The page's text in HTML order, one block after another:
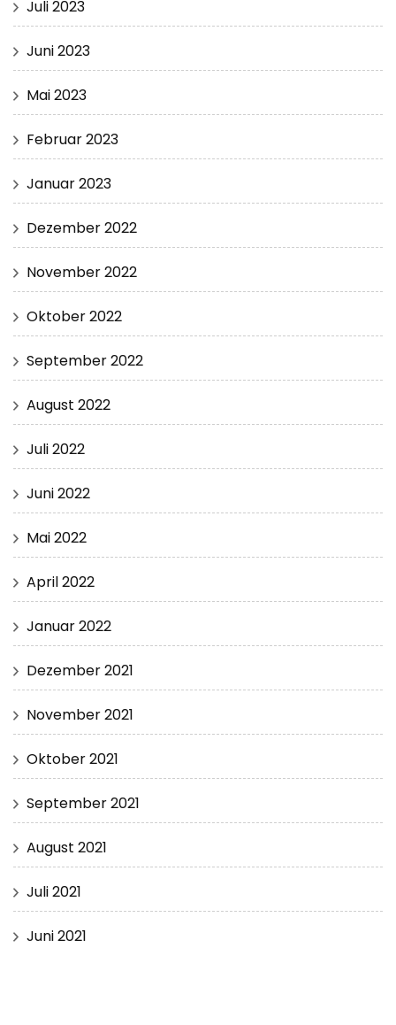
Juli 2023
Juni 2023
Mai 2023
Februar 2023
Januar 2023
Dezember 2022
November 2022
Oktober 2022
September 2022
August 2022
Juli 2022
Juni 2022
Mai 2022
April 2022
Januar 2022
Dezember 2021
November 2021
Oktober 2021
September 2021
August 2021
Juli 2021
Juni 2021